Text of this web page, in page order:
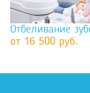
Отбеливание
от 16 500 руб.